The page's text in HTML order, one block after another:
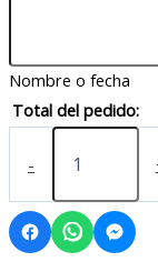
Nombre o fecha
Total del pedido:
-
JPAC36